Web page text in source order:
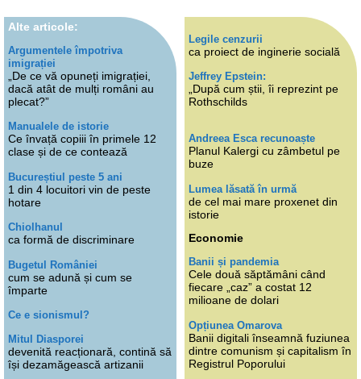
Alte articole:
Argumentele împotriva
imigrației
„De ce vă opuneți imigrației,
dacă atât de mulți români au
plecat?”
Manualele de istorie
Ce învață copiii în primele 12
clase și de ce contează
Bucureștiul peste 5 ani
1 din 4 locuitori vin de peste
hotare
Chiolhanul
ca formă de discriminare
Bugetul României
cum se adună și cum se
împarte
Ce e sionismul?
Mitul Diasporei
devenită reacționară, contină să
își dezamăgească artizanii
Legile cenzurii
ca proiect de inginerie socială
Jeffrey Epstein:
„După cum știi, îi reprezint pe
Rothschilds
Andreea Esca recunoaște
Planul Kalergi cu zâmbetul pe
buze
Lumea lăsată în urmă
de cel mai mare proxenet din
istorie
Economie
Banii și pandemia
Cele două săptămâni când
fiecare „caz” a costat 12
milioane de dolari
Opțiunea Omarova
Banii digitali înseamnă fuziunea
dintre comunism și capitalism în
Registrul Poporului